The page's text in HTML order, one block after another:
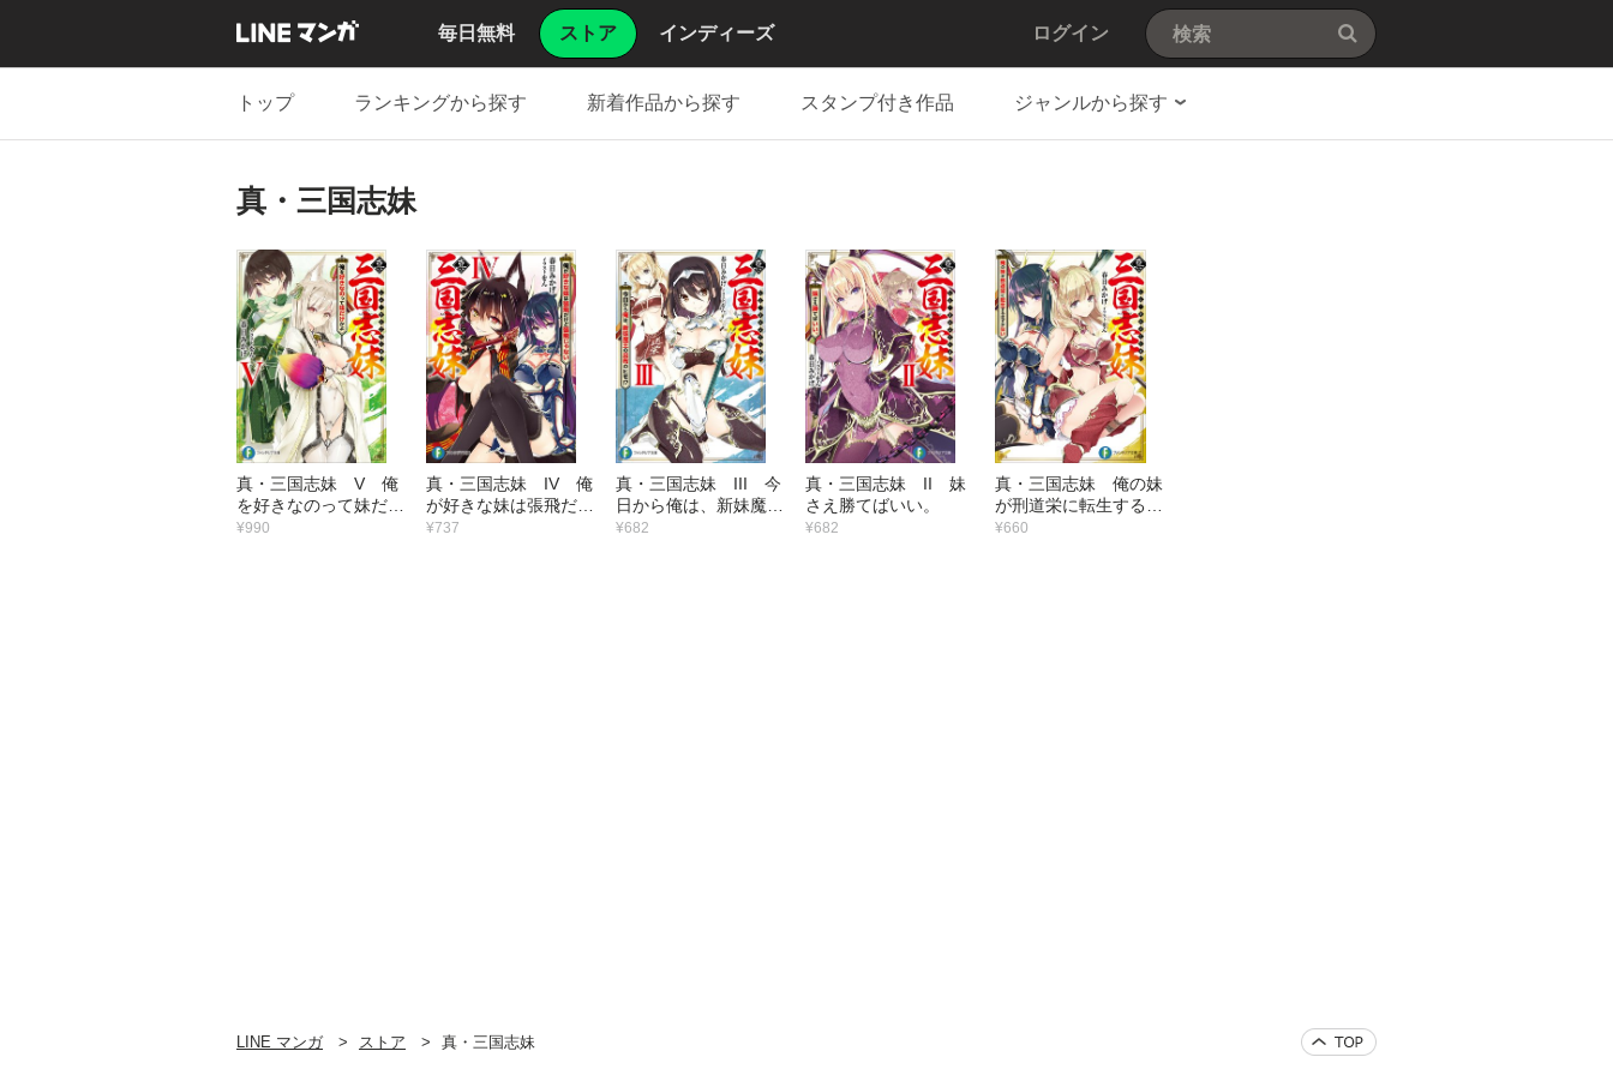
毎日無料 ストア インディーズ ログイン
トップ ランキングから探す 新着作品から探す スタンプ付き作品 ジャンルから探す
真・三国志妹
真・三国志妹 V 俺
を好きなのって妹だけ
かよ
¥990
真・三国志妹 IV 俺
が好きな妹は張飛だけ
ど張飛じゃない
¥737
真・三国志妹 III 今
日から俺は、新妹魔王
の呂布のヒモ!?
¥682
真・三国志妹 II 妹
さえ勝てばいい。
¥682
真・三国志妹 俺の妹
が刑道栄に転生するは
ずがない
¥660
LINE マンガ ストア 真・三国志妹